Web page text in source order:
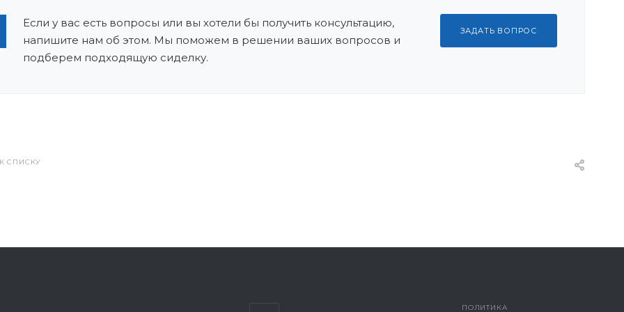
Если у вас есть вопросы или вы хотели бы получить консультацию,
напишите нам об этом. Мы поможем в решении ваших вопросов и
подберем подходящую сиделку.
ЗАДАТЬ ВОПРОС
СПИСКУ
ПОЛИТИКА